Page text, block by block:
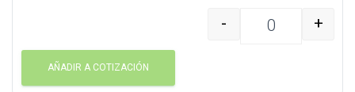
Funda Portalaptop
- +
AÑADIR A COTIZACIÓN